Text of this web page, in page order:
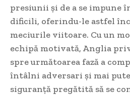
presiunii și de a se impune
dificili, oferindu-le astfel
meciurile viitoare. Cu un
echipă motivată, Anglia
spre următoarea fază a
întâlni adversari și mai
siguranță pregătită să se